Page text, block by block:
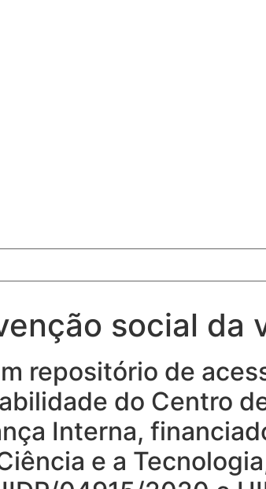
social da
repositório de
do Centro
Interna,
e a